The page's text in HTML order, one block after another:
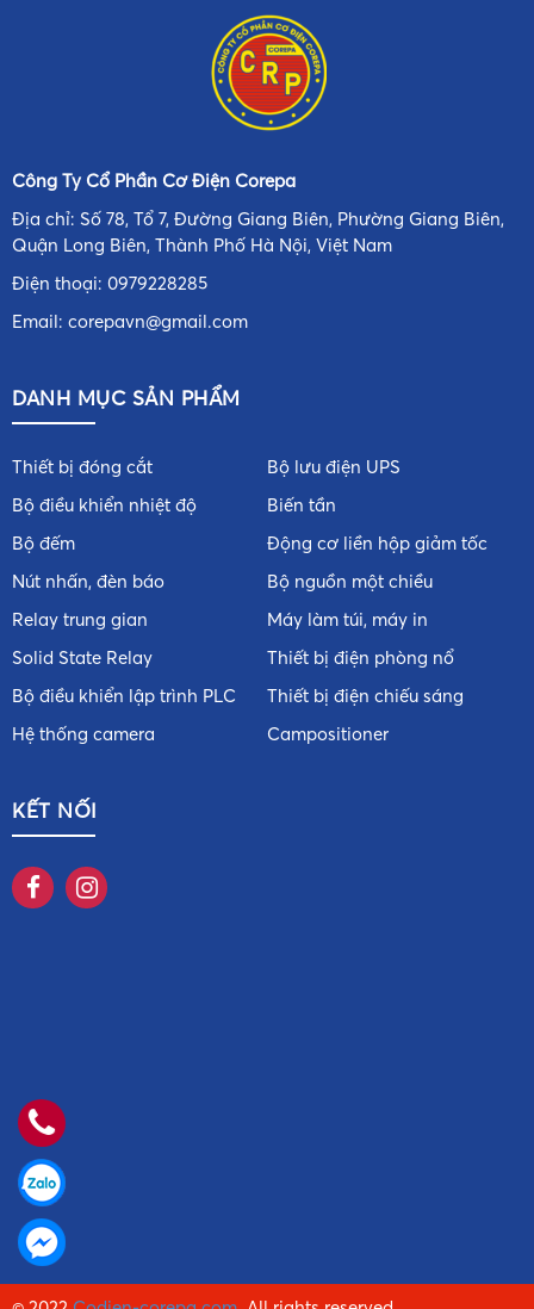
Công Ty Cổ Phần Cơ Điện Corepa
Địa chỉ: Số 78, Tổ 7, Đường Giang Biên, Phường Giang Biên,
Quận Long Biên, Thành Phố Hà Nội, Việt Nam
Điện thoại: 0979228285
Email: corepavn@gmail.com
DANH MỤC SẢN PHẨM
Thiết bị đóng cắt
Bộ điều khiển nhiệt độ
Bộ đếm
Nút nhấn, đèn báo
Relay trung gian
Solid State Relay
Bộ điều khiển lập trình PLC
Hệ thống camera
Bộ lưu điện UPS
Biến tần
Động cơ liền hộp giảm tốc
Bộ nguồn một chiều
Máy làm túi, máy in
Thiết bị điện phòng nổ
Thiết bị điện chiếu sáng
Campositioner
KẾT NỐI